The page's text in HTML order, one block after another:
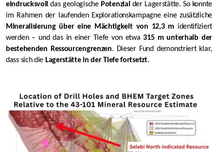
eindrucksvoll das geologischePotenzial der Lagerstätte. So konnte
im Rahmen der laufenden Explorationskampagne eine zusätzliche
Mineralisierung über eine Mächtigkeit von 12,3 midentifiziert
werden – und das in einer Tiefe von etwa315 m unterhalb der
bestehenden Ressourcengrenzen. Dieser Fund demonstriert klar,
dass sich die Lagerstätte in der Tiefe fortsetzt.